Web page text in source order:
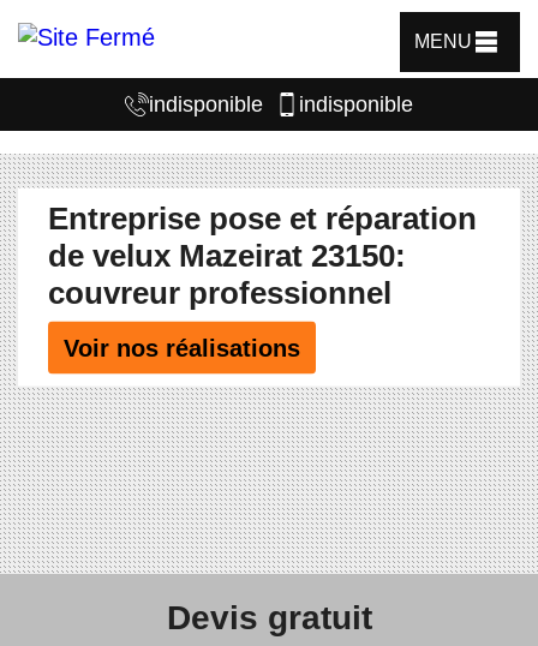
MENU
indisponible indisponible
Entreprise pose et réparation
de velux Mazeirat 23150:
couvreur professionnel
Voir nos réalisations
Devis gratuit